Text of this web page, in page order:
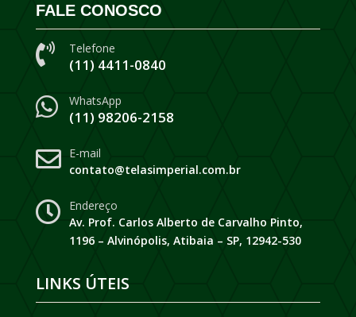
FALE CONOSCO
 Telefone
(11) 4411-0840
 WhatsApp
(11) 98206-2158
 E-mail
contato@telasimperial.com.br

Endereço
Av. Prof. Carlos Alberto de Carvalho Pinto,
1196 – Alvinópolis, Atibaia – SP, 12942-530
LINKS ÚTEIS